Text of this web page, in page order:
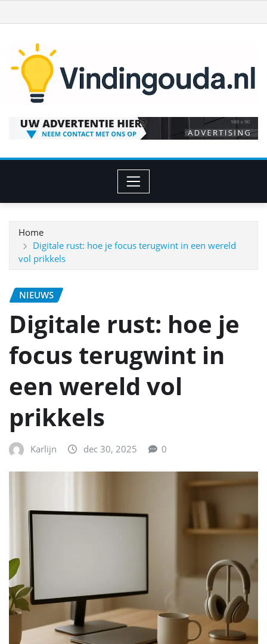
naar
inhoud
Home
Digitale rust: hoe je focus terugwint in een wereld
vol prikkels
NIEUWS
Digitale rust: hoe je
focus terugwint in
een wereld vol
prikkels
Karlijn dec 30, 2025 0